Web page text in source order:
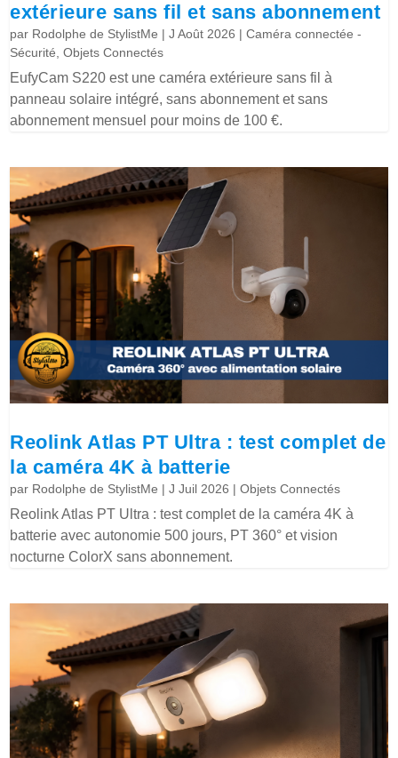
extérieure sans fil et sans abonnement
par Rodolphe de StylistMe |J Août 2026 |Caméra connectée -
Sécurité ,Objets Connectés
EufyCam S220 est une caméra extérieure sans fil à
panneau solaire intégré, sans abonnement et sans
abonnement mensuel pour moins de 100 €.
Reolink Atlas PT Ultra : test complet de
la caméra 4K à batterie
par Rodolphe de StylistMe |J Juil 2026 |Objets Connectés
Reolink Atlas PT Ultra : test complet de la caméra 4K à
batterie avec autonomie 500 jours, PT 360° et vision
nocturne ColorX sans abonnement.